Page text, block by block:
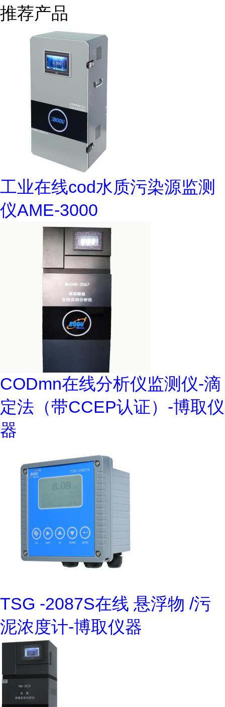
推荐产品
工业在线cod水质污染源监测
仪AME-3000
CODmn在线分析仪监测仪-滴
定法（带CCEP认证）-博取仪
器
TSG -2087S在线 悬浮物 /污
泥浓度计-博取仪器